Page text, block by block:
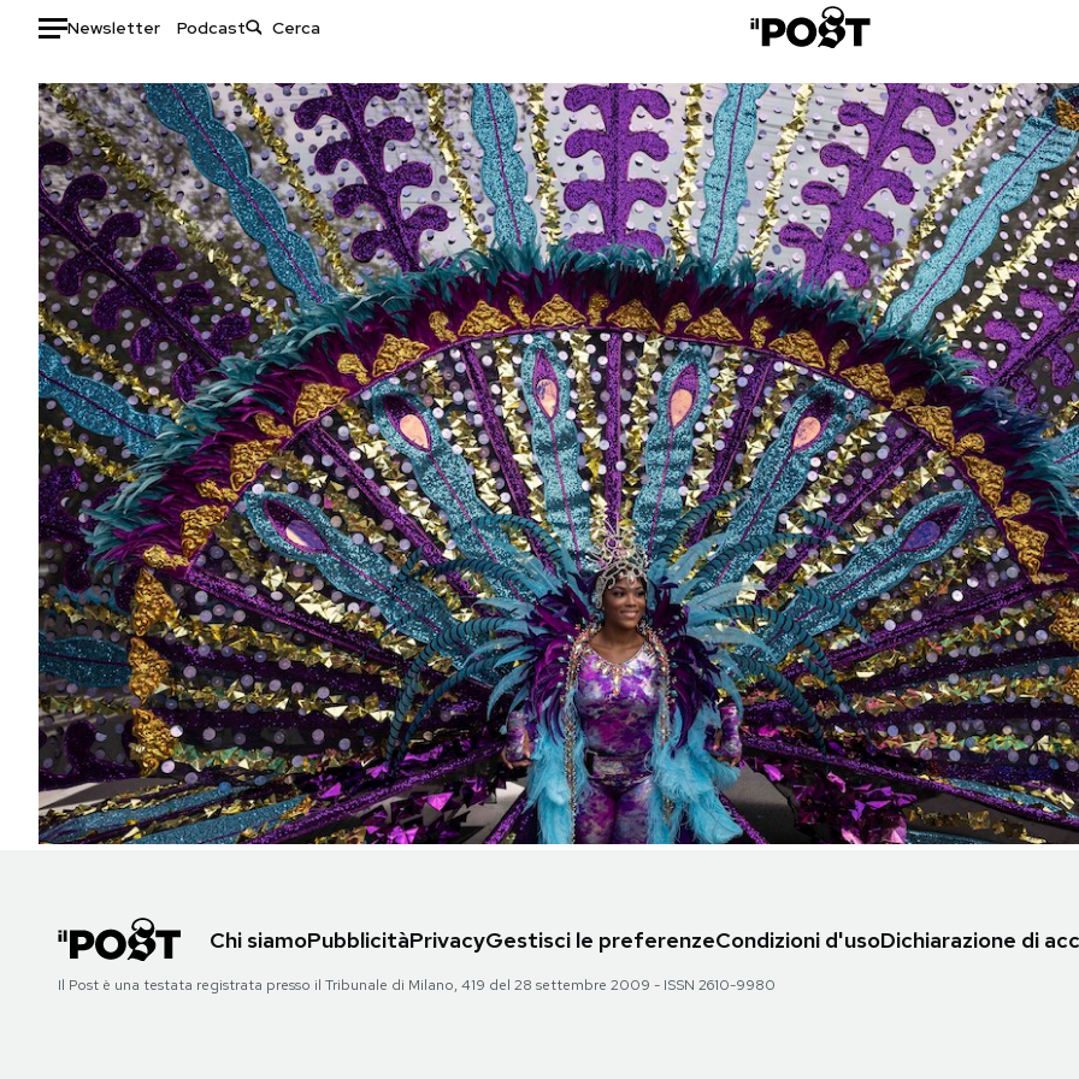
Newsletter Podcast
Auto
HOME
Italia
Mondo
Politica
Tecnologia
Internet
Scienza
Cultura
Economia
Sport
Moda
Libri
Consumismi
Storie/Idee
Ok Boomer!
Media
Europa
Altrecose
Mondiali calcio 2026
PODCAST
NEWSLETTER
I MIEI PREFERITI
SHOP
AREA PERSONALE
Chi siamoPubblicitàPrivacyGestisci le preferenzeCondizioni d'usoDichiarazione di
Il Post è una testata registrata presso il Tribunale di Milano, 419 del 28 settembre 2009 - ISSN 2610-9980